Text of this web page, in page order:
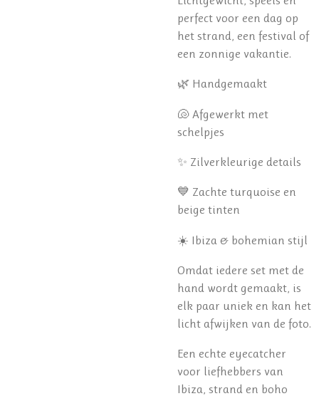
perfect voor een dag op
het strand, een festival of
een zonnige vakantie.
🌿 Handgemaakt
🐚 Afgewerkt met
schelpjes
✨ Zilverkleurige details
💙 Zachte turquoise en
beige tinten
☀️ Ibiza & bohemian stijl
Omdat iedere set met de
hand wordt gemaakt, is
elk paar uniek en kan het
licht afwijken van de foto.
Een echte eyecatcher
voor liefhebbers van
Ibiza, strand en boho